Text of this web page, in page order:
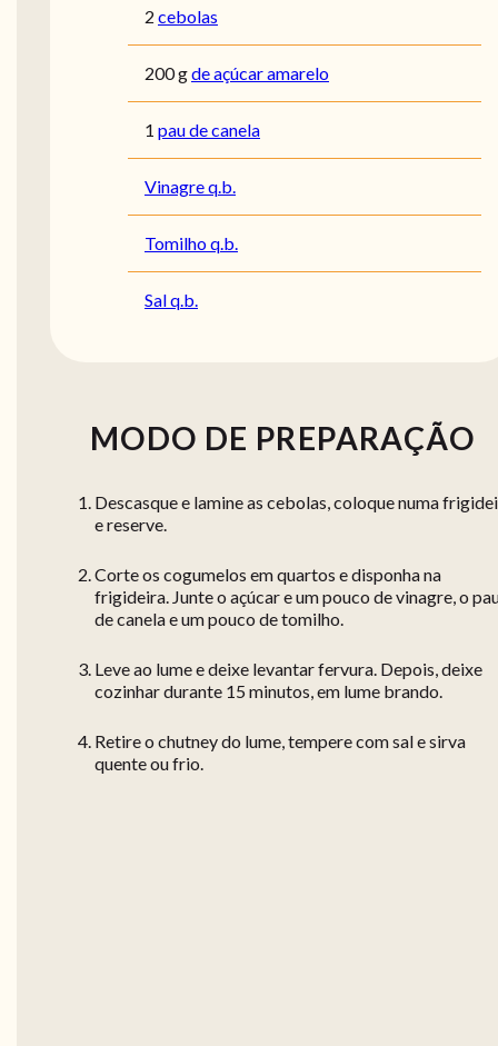
2 cebolas
200gde açúcar amarelo
1 pau de canela
Vinagre q.b.
Tomilho q.b.
Sal q.b.
MODO DE PREPARAÇÃO
Descasque e lamine as cebolas, coloque numa
e reserve.
Corte os cogumelos em quartos e disponha na
frigideira. Junte o açúcar e um pouco de vinagre, o
de canela e um pouco de tomilho.
Leve ao lume e deixe levantar fervura. Depois, deixe
cozinhar durante 15 minutos, em lume brando.
Retire o chutney do lume, tempere com sal e sirva
quente ou frio.